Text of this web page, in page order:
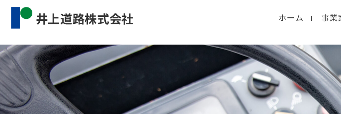
ホーム 事業
Warning: Undefined property: WP_Error::$cat_name in
/home/macolab2/
content/themes/inourdoro_theme_2024/single.phpon line14